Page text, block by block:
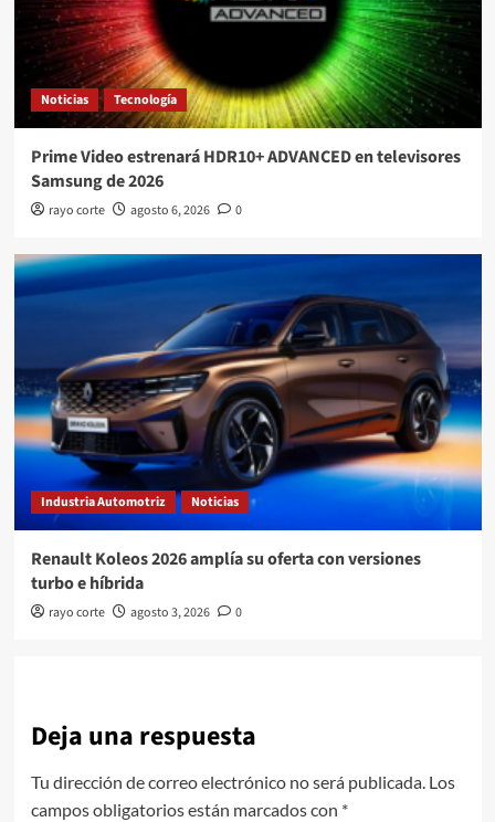
Noticias Tecnología
Prime Video estrenará HDR10+ ADVANCED en televisores
Samsung de 2026
rayo corte agosto 6, 2026 0
Industria Automotriz Noticias
Renault Koleos 2026 amplía su oferta con versiones
turbo e híbrida
rayo corte agosto 3, 2026 0
Deja una respuesta
Tu dirección de correo electrónico no será publicada. Los
campos obligatorios están marcados con *